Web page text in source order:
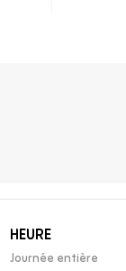
HEURE
Journée entière